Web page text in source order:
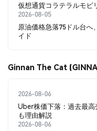
仮想通貨コラテラルモビ
2026-08-05
原油価格急落75ドル台
イド
Ginnan The Cat
2026-08-06
Uber株価下落：過去最
も理由解説
2026-08-06